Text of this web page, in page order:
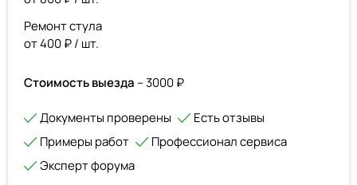
Ремонт стула
от 400 ₽ / шт.
Стоимость выезда – 3000 ₽
Документы проверены
Есть отзывы
Примеры работ
Профессионал сервиса
Эксперт форума